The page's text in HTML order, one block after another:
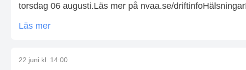
torsdag 06 augusti.Läs mer på nvaa.se/
Läs mer
22 juni kl. 14:00